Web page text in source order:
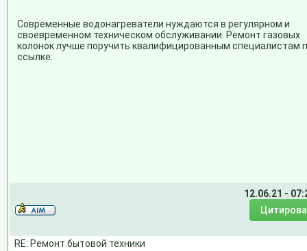
Современные водонагреватели нуждаются в регулярном и
своевременном техническом обслуживании. Ремонт газовых
колонок лучше поручить квалифицированным специалистам
ссылке:
12.06.21 -
RE: Ремонт бытовой техники